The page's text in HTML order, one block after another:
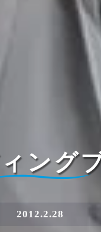
ング
2012.2.28